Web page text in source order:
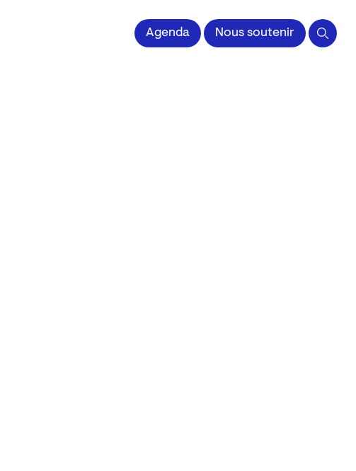
de l'Image impriméeAgenda Nous soutenir